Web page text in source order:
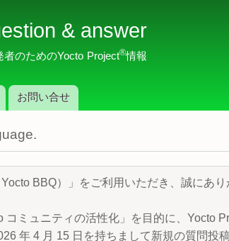
動
& answer
者のためのYocto Project®情報
お問い合せ
BBQ）」をご利用いただき、誠にあり
ミュニティの活性化」を目的に、Yocto
年 4 月 15 日を持ちまして新規の質問投